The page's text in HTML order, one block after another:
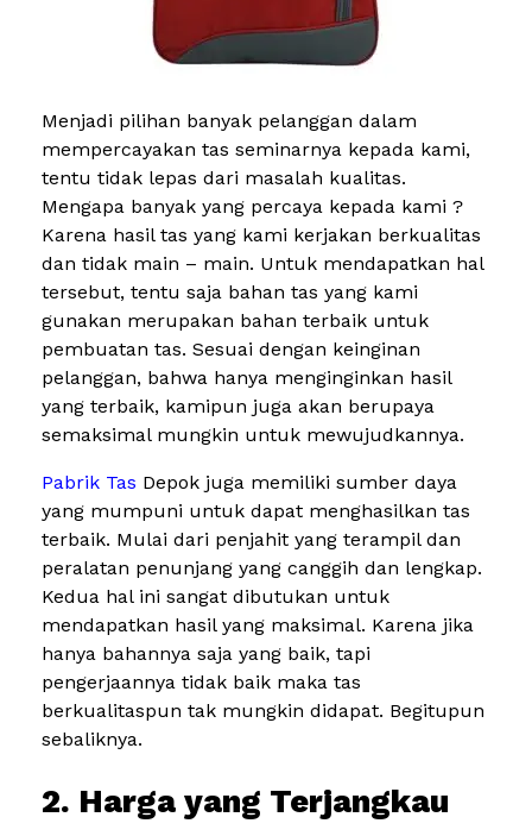
Menjadi pilihan banyak pelanggan dalam
mempercayakan tas seminarnya kepada kami,
tentu tidak lepas dari masalah kualitas.
Mengapa banyak yang percaya kepada kami ?
Karena hasil tas yang kami kerjakan berkualitas
dan tidak main – main. Untuk mendapatkan hal
tersebut, tentu saja bahan tas yang kami
gunakan merupakan bahan terbaik untuk
pembuatan tas. Sesuai dengan keinginan
pelanggan, bahwa hanya menginginkan hasil
yang terbaik, kamipun juga akan berupaya
semaksimal mungkin untuk mewujudkannya.
Pabrik Tas Depok juga memiliki sumber daya
yang mumpuni untuk dapat menghasilkan tas
terbaik. Mulai dari penjahit yang terampil dan
peralatan penunjang yang canggih dan lengkap.
Kedua hal ini sangat dibutukan untuk
mendapatkan hasil yang maksimal. Karena jika
hanya bahannya saja yang baik, tapi
pengerjaannya tidak baik maka tas
berkualitaspun tak mungkin didapat. Begitupun
sebaliknya.
2. Harga yang Terjangkau